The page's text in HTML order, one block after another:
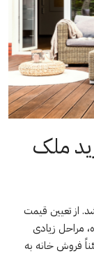
ملک
از تعیین قیمت
مراحل زیادی
فروش خانه به